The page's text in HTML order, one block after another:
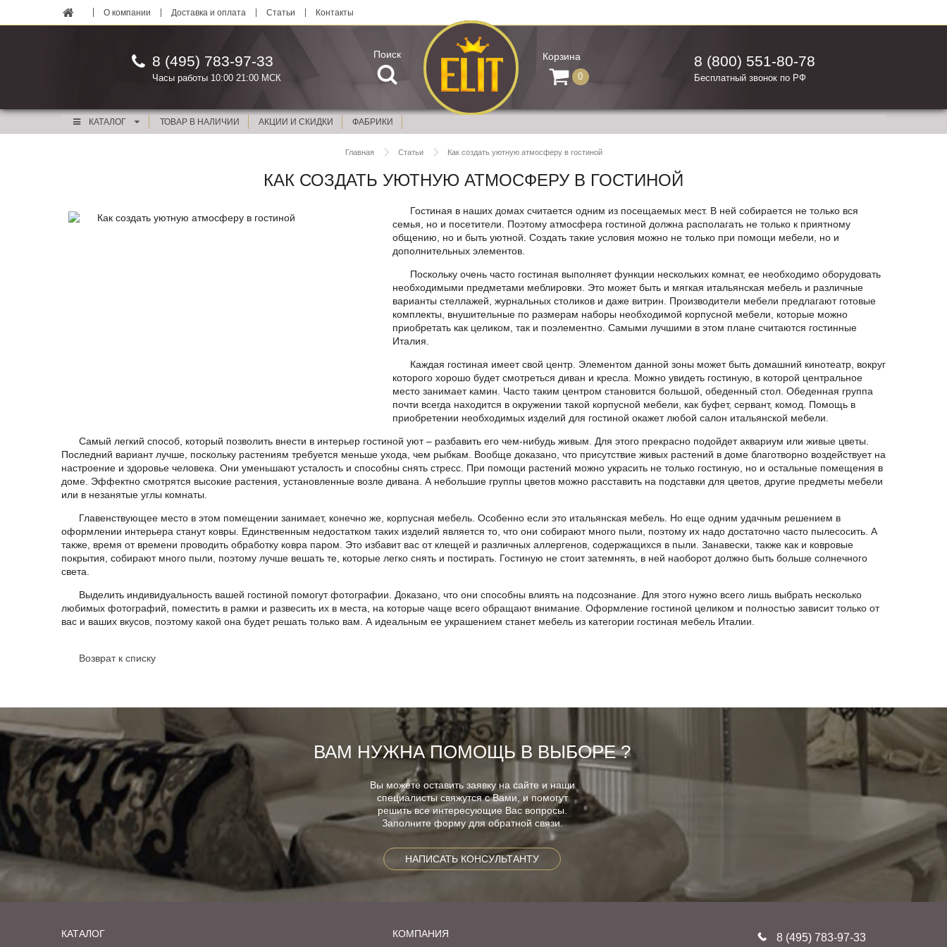
О компании Доставка и оплата Статьи Контакты
8 (495) 783-97-33
Часы работы 10:00 21:00 МСК
Поиск Корзина
0
8 (800) 551-80-78
Бесплатный звонок по РФ
КАТАЛОГ ТОВАР В НАЛИЧИИ АКЦИИ И СКИДКИ ФАБРИКИ
Главная Статьи Как создать уютную атмосферу в гостиной
КАК СОЗДАТЬ УЮТНУЮ АТМОСФЕРУ В ГОСТИНОЙ
Гостиная в наших домах считается одним из посещаемых мест. В ней собирается не только вся
семья, но и посетители. Поэтому атмосфера гостиной должна располагать не только к приятному
общению, но и быть уютной. Создать такие условия можно не только при помощи мебели, но и
дополнительных элементов.
Поскольку очень часто гостиная выполняет функции нескольких комнат, ее необходимо оборудовать
необходимыми предметами меблировки. Это может быть и мягкая итальянская мебель и различные
варианты стеллажей, журнальных столиков и даже витрин. Производители мебели предлагают готовые
комплекты, внушительные по размерам наборы необходимой корпусной мебели, которые можно
приобретать как целиком, так и поэлементно. Самыми лучшими в этом плане считаются гостинные
Италия.
Каждая гостиная имеет свой центр. Элементом данной зоны может быть домашний кинотеатр, вокруг
которого хорошо будет смотреться диван и кресла. Можно увидеть гостиную, в которой центральное
место занимает камин. Часто таким центром становится большой, обеденный стол. Обеденная группа
почти всегда находится в окружении такой корпусной мебели, как буфет, сервант, комод. Помощь в
приобретении необходимых изделий для гостиной окажет любой салон итальянской мебели.
Самый легкий способ, который позволить внести в интерьер гостиной уют – разбавить его чем-нибудь живым. Для этого прекрасно подойдет аквариум или живые цветы.
Последний вариант лучше, поскольку растениям требуется меньше ухода, чем рыбкам. Вообще доказано, что присутствие живых растений в доме благотворно воздействует на
настроение и здоровье человека. Они уменьшают усталость и способны снять стресс. При помощи растений можно украсить не только гостиную, но и остальные помещения в
доме. Эффектно смотрятся высокие растения, установленные возле дивана. А небольшие группы цветов можно расставить на подставки для цветов, другие предметы мебели
или в незанятые углы комнаты.
Главенствующее место в этом помещении занимает, конечно же, корпусная мебель. Особенно если это итальянская мебель. Но еще одним удачным решением в
оформлении интерьера станут ковры. Единственным недостатком таких изделий является то, что они собирают много пыли, поэтому их надо достаточно часто пылесосить. А
также, время от времени проводить обработку ковра паром. Это избавит вас от клещей и различных аллергенов, содержащихся в пыли. Занавески, также как и ковровые
покрытия, собирают много пыли, поэтому лучше вешать те, которые легко снять и постирать. Гостиную не стоит затемнять, в ней наоборот должно быть больше солнечного
света.
Выделить индивидуальность вашей гостиной помогут фотографии. Доказано, что они способны влиять на подсознание. Для этого нужно всего лишь выбрать несколько
любимых фотографий, поместить в рамки и развесить их в места, на которые чаще всего обращают внимание. Оформление гостиной целиком и полностью зависит только от
вас и ваших вкусов, поэтому какой она будет решать только вам. А идеальным ее украшением станет мебель из категории гостиная мебель Италии.
Возврат к списку
ВАМ НУЖНА ПОМОЩЬ В ВЫБОРЕ ?
Вы можете оставить заявку на сайте и наши
специалисты свяжутся с Вами, и помогут
решить все интересующие Вас вопросы.
Заполните форму для обратной связи.
НАПИСАТЬ КОНСУЛЬТАНТУ
КАТАЛОГ КОМПАНИЯ 8 (495) 783-97-33